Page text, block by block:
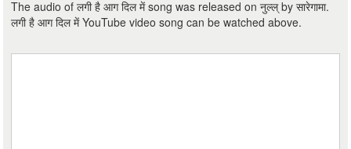
The audio of लगी है आग दिल में song was released on नुल्ल् by सारेगामा.
लगी है आग दिल में YouTube video song can be watched above.